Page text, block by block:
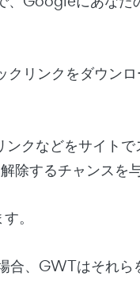
リンクをダウン
クなどをサイトで
除するチャンスを与
。
、GWTはそれら